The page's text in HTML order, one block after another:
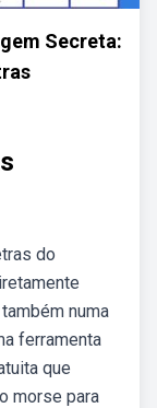
Secreta:
do
numa
ferramenta
que
morse para